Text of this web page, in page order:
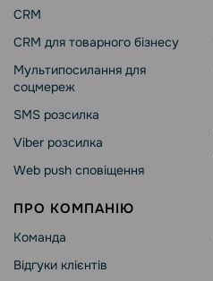
CRM
CRM для товарного бізнесу
Мультипосилання для
соцмереж
SMS розсилка
Viber розсилка
Web push сповіщення
ПРО КОМПАНІЮ
Команда
Відгуки клієнтів